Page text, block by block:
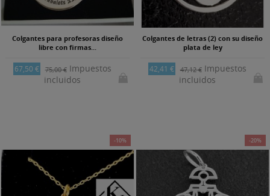
Colgantes para profesoras diseño
libre con firmas...
67,50 € 75,00 €Impuestos
incluidos
Colgantes de letras (2) con su diseño
plata de ley
42,41 € 47,12 €Impuestos
incluidos
-10% -20%